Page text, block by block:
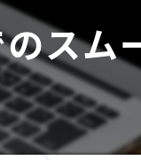
ブランド品
貴金属
時計
金
スム